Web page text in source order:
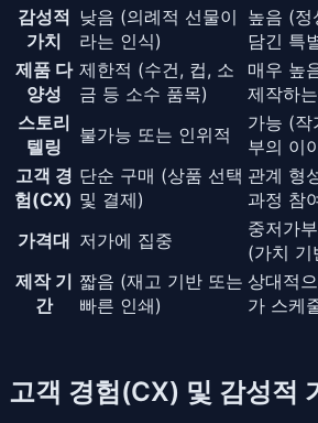
감성적
가치
낮음 (의례적 선물이
라는 인식)
높음 (정
담긴 특
제품 다
양성
제한적 (수건, 컵, 소
금 등 소수 품목)
매우 높
제작하
스토리
텔링
불가능 또는 인위적
가능 (작
부의 이
고객 경
험(CX)
단순 구매 (상품 선택
및 결제)
관계 형
과정 참
가격대 저가에 집중
중저가
(가치 기
제작 기
간
짧음 (재고 기반 또는
빠른 인쇄)
상대적
가 스케
고객 경험(CX) 및 감성적